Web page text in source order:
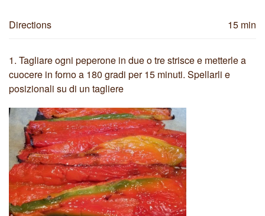
15 min
Directions
1. Tagliare ogni peperone in due o tre strisce e metterle a
cuocere in forno a 180 gradi per 15 minuti. Spellarli e
posizionali su di un tagliere